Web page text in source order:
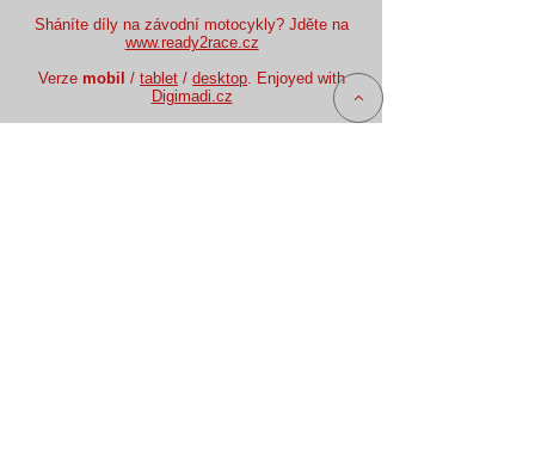
Sháníte díly na závodní motocykly? Jděte na
www.ready2race.cz
Verze mobil /tablet /desktop. Enjoyed with
Digimadi.cz